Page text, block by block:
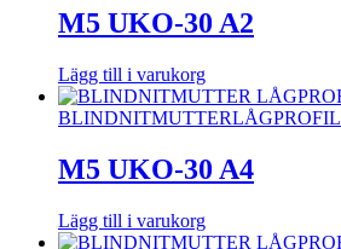
M5 UKO-30 A2
Lägg till i varukorg
BLINDNITMUTTERLÅGPROFIL
M5 UKO-30 A4
Lägg till i varukorg